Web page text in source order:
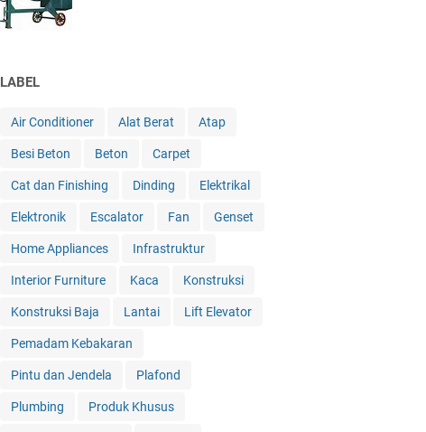
LABEL
Air Conditioner Alat Berat Atap
Besi Beton Beton Carpet
Cat dan Finishing Dinding Elektrikal
Elektronik Escalator Fan Genset
Home Appliances Infrastruktur
Interior Furniture Kaca Konstruksi
Konstruksi Baja Lantai Lift Elevator
Pemadam Kebakaran
Pintu dan Jendela Plafond
Plumbing Produk Khusus